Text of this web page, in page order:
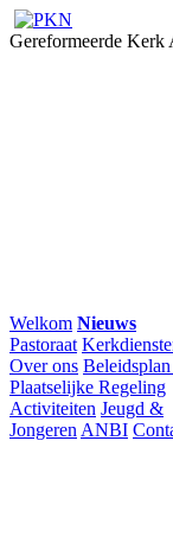
Gereformeerde Kerk
Welkom Nieuws
Pastoraat
Over ons
Plaatselijke Regeling
Activiteiten Jeugd &
Jongeren ANBI